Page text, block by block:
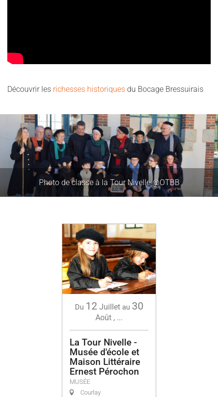
Découvrir les richesses historiques du Bocage Bressuirais
Photo de classe à la Tour Nivelle @OTBB
Du 12 Juillet au 30
Août , ...
La Tour Nivelle -
Musée d'école et
Maison Littéraire
Ernest Pérochon
MUSÉE
Courlay